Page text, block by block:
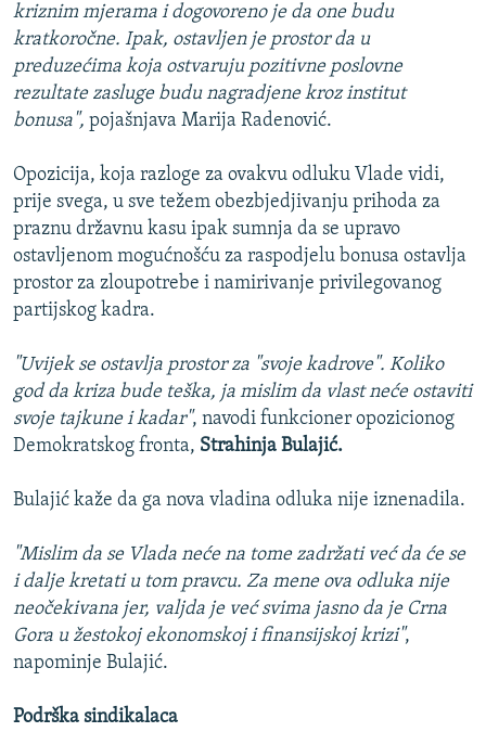
kriznim mjerama i dogovoreno je da one budu
kratkoročne. Ipak, ostavljen je prostor da u
preduzećima koja ostvaruju pozitivne poslovne
rezultate zasluge budu nagradjene kroz institut
bonusa", pojašnjava Marija Radenović.
Opozicija, koja razloge za ovakvu odluku Vlade vidi,
prije svega, u sve težem obezbjedjivanju prihoda za
praznu državnu kasu ipak sumnja da se upravo
ostavljenom mogućnošću za raspodjelu bonusa ostavlja
prostor za zloupotrebe i namirivanje privilegovanog
partijskog kadra.
"Uvijek se ostavlja prostor za "svoje kadrove". Koliko
god da kriza bude teška, ja mislim da vlast neće ostaviti
svoje tajkune i kadar", navodi funkcioner opozicionog
Demokratskog fronta, Strahinja Bulajić.
Bulajić kaže da ga nova vladina odluka nije iznenadila.
"Mislim da se Vlada neće na tome zadržati već da će se
i dalje kretati u tom pravcu. Za mene ova odluka nije
neočekivana jer, valjda je već svima jasno da je Crna
Gora u žestokoj ekonomskoj i finansijskoj krizi",
napominje Bulajić.
Podrška sindikalaca